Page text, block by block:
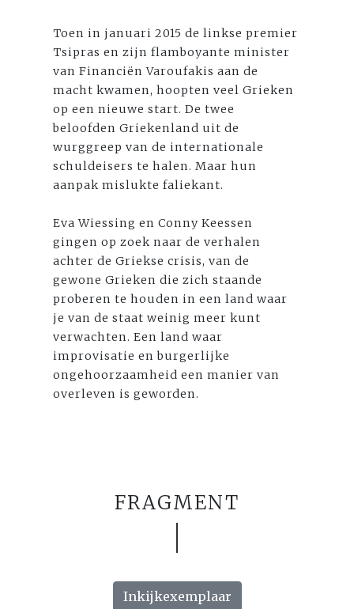
Toen in januari 2015 de linkse premier
Tsipras en zijn flamboyante minister
van Financiën Varoufakis aan de
macht kwamen, hoopten veel Grieken
op een nieuwe start. De twee
beloofden Griekenland uit de
wurggreep van de internationale
schuldeisers te halen. Maar hun
aanpak mislukte faliekant.
Eva Wiessing en Conny Keessen
gingen op zoek naar de verhalen
achter de Griekse crisis, van de
gewone Grieken die zich staande
proberen te houden in een land waar
je van de staat weinig meer kunt
verwachten. Een land waar
improvisatie en burgerlijke
ongehoorzaamheid een manier van
overleven is geworden.
FRAGMENT
Inkijkexemplaar